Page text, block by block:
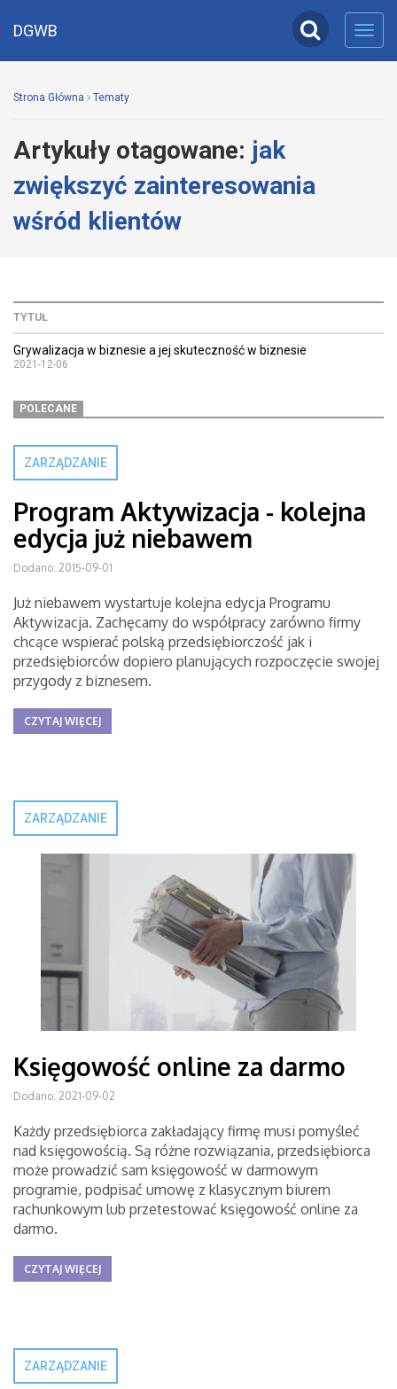
DGWB
Strona Główna Tematy
Artykuły otagowane: jak
zwiększyć zainteresowania
wśród klientów
TYTUŁ
Grywalizacja w biznesie a jej skuteczność w biznesie
2021-12-06
POLECANE
ZARZĄDZANIE
Program Aktywizacja - kolejna
edycja już niebawem
Dodano: 2015-09-01
Już niebawem wystartuje kolejna edycja Programu
Aktywizacja. Zachęcamy do współpracy zarówno firmy
chcące wspierać polską przedsiębiorczość jak i
przedsiębiorców dopiero planujących rozpoczęcie swojej
przygody z biznesem.
CZYTAJ WIĘCEJ
ZARZĄDZANIE
Księgowość online za darmo
Dodano: 2021-09-02
Każdy przedsiębiorca zakładający firmę musi pomyśleć
nad księgowością. Są różne rozwiązania, przedsiębiorca
może prowadzić sam księgowość w darmowym
programie, podpisać umowę z klasycznym biurem
rachunkowym lub przetestować księgowość online za
darmo.
CZYTAJ WIĘCEJ
ZARZĄDZANIE